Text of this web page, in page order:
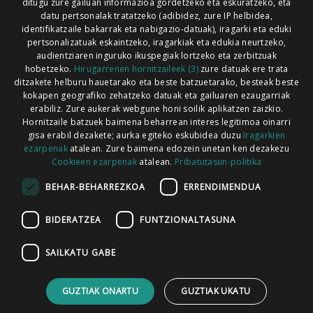
Xorroxin irratia | Lesaka | T. 948638288
Codesyntaxek garatua
HARREMANETARAKO
ditugu zure gailuan informazioa gordetzeko eta eskuratzeko, eta
datu pertsonalak tratatzeko (adibidez, zure IP helbidea,
identifikatzaile bakarrak eta nabigazio-datuak), iragarki eta eduki
pertsonalizatuak eskaintzeko, iragarkiak eta edukia neurtzeko,
audientziaren inguruko ikuspegiak lortzeko eta zerbitzuak
hobetzeko. Hirugarrenen hornitzaileek (3)zure datuak ere trata
ditzakete helburu hauetarako eta beste batzuetarako, besteak beste
kokapen geografiko zehatzeko datuak eta gailuaren ezaugarriak
erabiliz. Zure aukerak webgune honi soilik aplikatzen zaizkio.
Hornitzaile batzuek baimena beharrean interes legitimoa oinarri
gisa erabil dezakete; aurka egiteko eskubidea duzu Iragarkien
ezarpenakatalean. Zure baimena edozein unetan ken dezakezu
Cookieen ezarpenak atalean. Pribatutasun-politika
BEHAR-BEHARREZKOA ERRENDIMENDUA
BIDERATZEA FUNTZIONALTASUNA
SAILKATU GABE
GUZTIAK ONARTU GUZTIAK UKATU